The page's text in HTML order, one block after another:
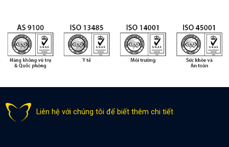
Liên hệ với chúng tôi để biết thêm chi tiết